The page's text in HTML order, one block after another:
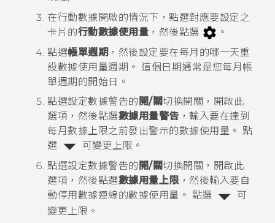
在行動數據開啟的情況下，點選對應要設定之
卡片的行動數據使用量 ，然後點選
。
點選帳單週期 ，然後設定要在每月的哪一天重
設數據使用量週期。 這個日期通常是您每月帳
單週期的開始日。
點選設定數據警告的 開/關切換開關，開啟此
選項，然後點選數據用量警告，輸入要在達到
每月數據上限之前發出警示的數據使用量。 點
選
可變更上限。
點選設定數據警告的 開/關切換開關，開啟此
選項，然後點選數據用量上限，然後輸入要自
動停用數據連線的數據使用量。 點選
可
變更上限。